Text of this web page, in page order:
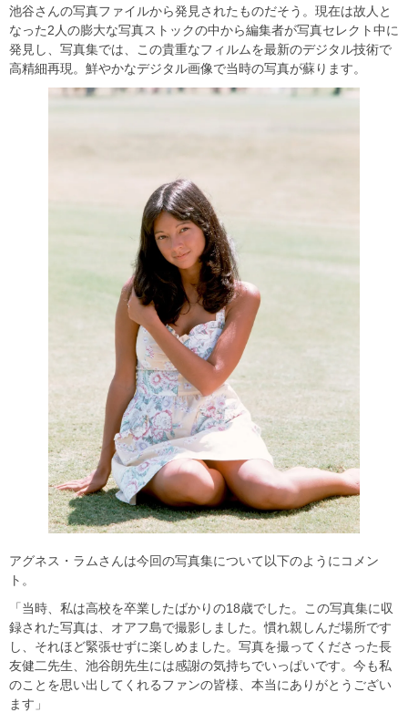
池谷さんの写真ファイルから発見されたものだそう。現在は故人と
なった2人の膨大な写真ストックの中から編集者が写真セレクト中に
発見し、写真集では、この貴重なフィルムを最新のデジタル技術で
高精細再現。鮮やかなデジタル画像で当時の写真が蘇ります。
アグネス・ラムさんは今回の写真集について以下のようにコメン
ト。
「当時、私は高校を卒業したばかりの18歳でした。この写真集に収
録された写真は、オアフ島で撮影しました。慣れ親しんだ場所です
し、それほど緊張せずに楽しめました。写真を撮ってくださった長
友健二先生、池谷朗先生には感謝の気持ちでいっぱいです。今も私
のことを思い出してくれるファンの皆様、本当にありがとうござい
ます」